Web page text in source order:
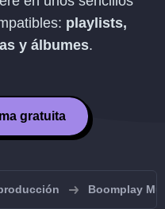
playlists,
y álbumes.
gratuita
Boomplay